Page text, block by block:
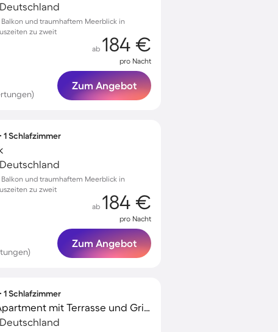
und traumhaftem Meerblick in
zu zweit
ab 184 €
pro Nacht
Zum Angebot
1 Schlafzimmer
und traumhaftem Meerblick in
zu zweit
ab 184 €
pro Nacht
Zum Angebot
1 Schlafzimmer
Kinderfreundliches Apartment mit Terrasse und Grill | Perfekt für die Arbeit von Zuhause